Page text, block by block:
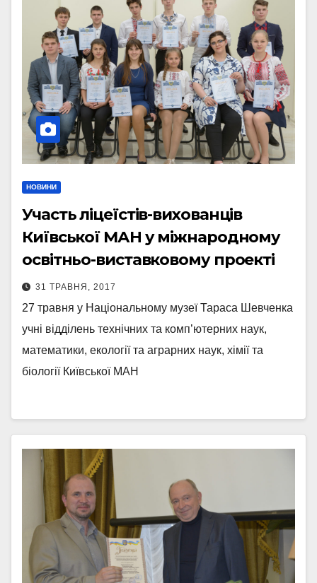
НОВИНИ
Участь ліцеїстів-вихованців
Київської МАН у міжнародному
освітньо-виставковому проекті
31 ТРАВНЯ, 2017
27 травня у Національному музеї Тараса Шевченка
учні відділень технічних та комп’ютерних наук,
математики, екології та аграрних наук, хімії та
біології Київської МАН